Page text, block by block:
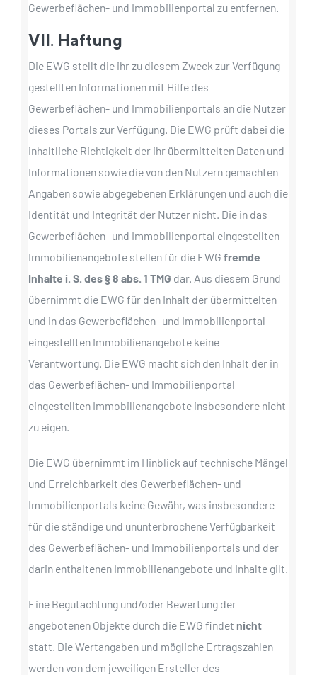
Gewerbeflächen- und Immobilienportal zu entfernen.
VII. Haftung
Die EWG stellt die ihr zu diesem Zweck zur Verfügung
gestellten Informationen mit Hilfe des
Gewerbeflächen- und Immobilienportals an die Nutzer
dieses Portals zur Verfügung. Die EWG prüft dabei die
inhaltliche Richtigkeit der ihr übermittelten Daten und
Informationen sowie die von den Nutzern gemachten
Angaben sowie abgegebenen Erklärungen und auch die
Identität und Integrität der Nutzer nicht. Die in das
Gewerbeflächen- und Immobilienportal eingestellten
Immobilienangebote stellen für die EWG fremde
Inhalte i. S. des § 8 abs. 1 TMG dar. Aus diesem Grund
übernimmt die EWG für den Inhalt der übermittelten
und in das Gewerbeflächen- und Immobilienportal
eingestellten Immobilienangebote keine
Verantwortung. Die EWG macht sich den Inhalt der in
das Gewerbeflächen- und Immobilienportal
eingestellten Immobilienangebote insbesondere nicht
zu eigen.
Die EWG übernimmt im Hinblick auf technische Mängel
und Erreichbarkeit des Gewerbeflächen- und
Immobilienportals keine Gewähr, was insbesondere
für die ständige und ununterbrochene Verfügbarkeit
des Gewerbeflächen- und Immobilienportals und der
darin enthaltenen Immobilienangebote und Inhalte gilt.
Eine Begutachtung und/oder Bewertung der
angebotenen Objekte durch die EWG findet nicht
statt. Die Wertangaben und mögliche Ertragszahlen
werden von dem jeweiligen Ersteller des